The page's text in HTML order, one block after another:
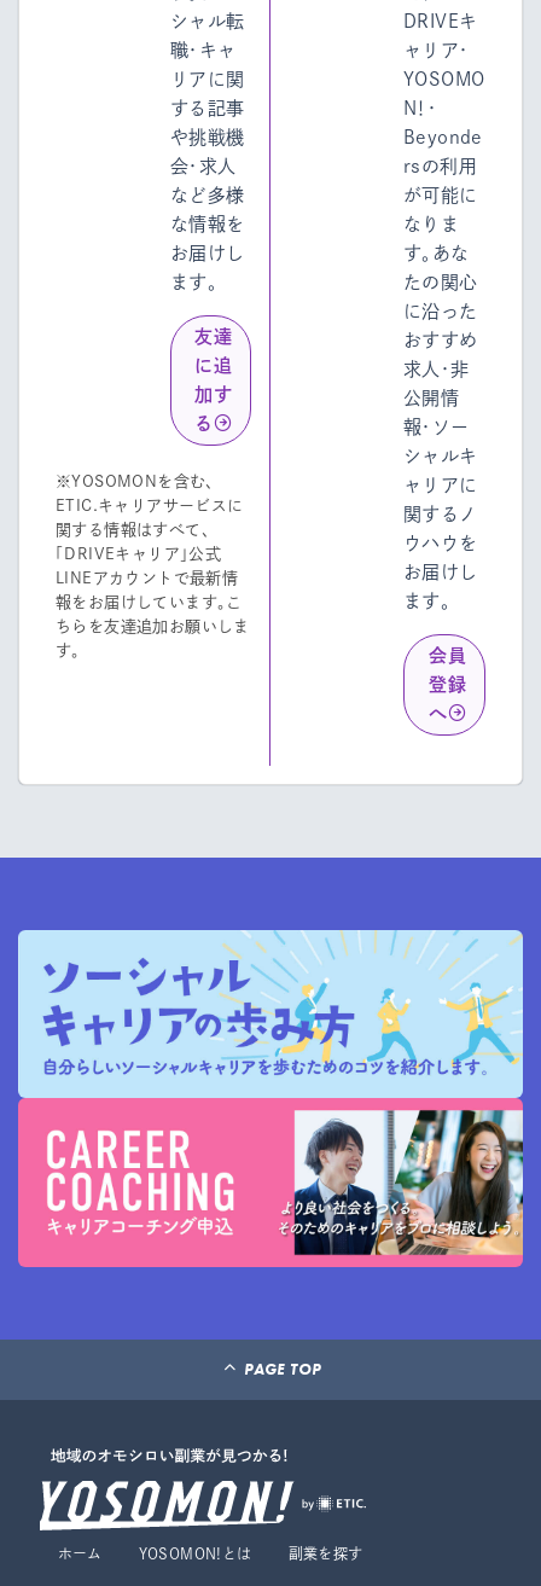
シャル転
職・キャ
リアに関
する記事
や挑戦機
会・求人
など多様
な情報を
お届けし
ます。
友達
に追
加す
る
※YOSOMONを含む、
ETIC.キャリアサービスに
関する情報はすべて、
「DRIVEキャリア」公式
LINEアカウントで最新情
報をお届けしています。こ
ちらを友達追加お願いしま
す。
DRIVEキ
ャリア・
YOSOMO
N！・
Beyonde
rsの利用
が可能に
なりま
す。あな
たの関心
に沿った
おすすめ
求人・非
公開情
報・ソー
シャルキ
ャリアに
関するノ
ウハウを
お届けし
ます。
会員
登録
へ
PAGE TOP
ホーム YOSOMON!とは 副業を探す